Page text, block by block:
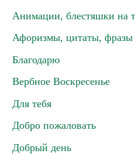
Анимации, блестяшки на
Афоризмы, цитаты, фразы
Благодарю
Вербное Воскресенье
Для тебя
Добро пожаловать
Добрый день